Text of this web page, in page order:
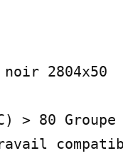
noir 2804x50
> 80 Groupe